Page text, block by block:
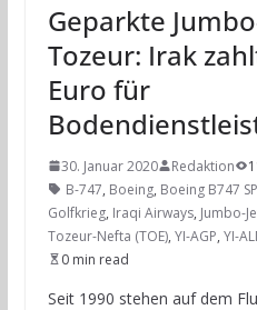
Geparkte
Tozeur: Irak
Euro für
30. Januar 2020 Redaktion
B-747, Boeing, Boeing B747 SP
Golfkrieg, Iraqi Airways, Jumbo-
Tozeur-Nefta (TOE), YI-AGP, YI-
0 min read
Seit 1990 stehen auf dem